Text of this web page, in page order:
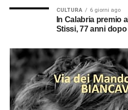
CULTURA 6 giorni ago
In Calabria premio
Stissi, 77 anni